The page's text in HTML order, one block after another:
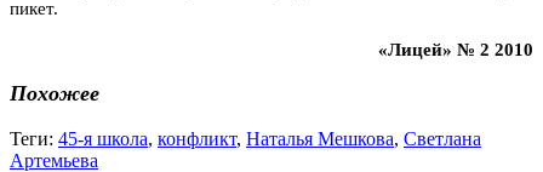
пикет.
«Лицей» № 2 2010
Похожее
Теги: 45-я школа, конфликт, Наталья Мешкова, Светлана
Артемьева